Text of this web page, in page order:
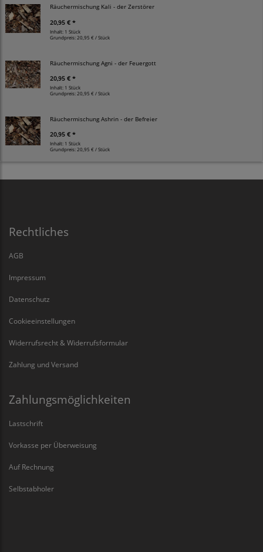
Räuchermischung Kali - der Zerstörer
20,95 € *
Inhalt: 1 Stück
Grundpreis: 20,95 € / Stück
Räuchermischung Agni - der Feuergott
20,95 € *
Inhalt: 1 Stück
Grundpreis: 20,95 € / Stück
Räuchermischung Ashrin - der Befreier
20,95 € *
Inhalt: 1 Stück
Grundpreis:20,95 € / Stück
Rechtliches
AGB
Impressum
Datenschutz
Cookieeinstellungen
Widerrufsrecht & Widerrufsformular
Zahlung und Versand
Zahlungsmöglichkeiten
Lastschrift
Vorkasse per Überweisung
Auf Rechnung
Selbstabholer